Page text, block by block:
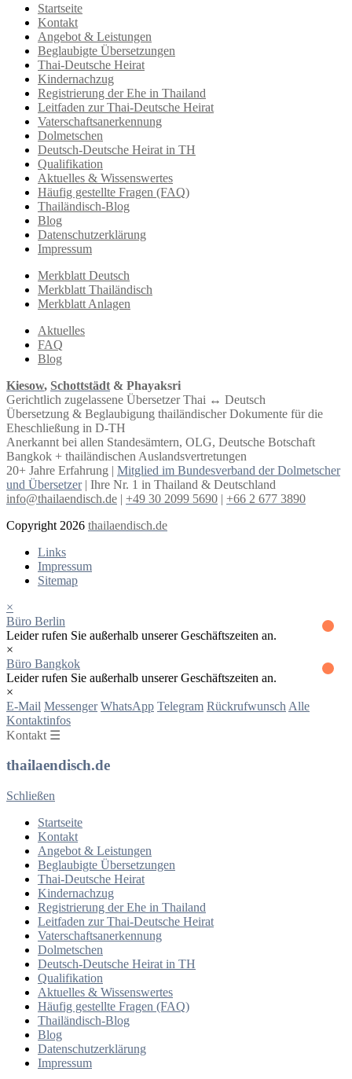
Startseite
Kontakt
Angebot & Leistungen
Beglaubigte Übersetzungen
Thai-Deutsche Heirat
Kindernachzug
Registrierung der Ehe in Thailand
Leitfaden zur Thai-Deutsche Heirat
Vaterschaftsanerkennung
Dolmetschen
Deutsch-Deutsche Heirat in TH
Qualifikation
Aktuelles & Wissenswertes
Häufig gestellte Fragen (FAQ)
Thailändisch-Blog
Blog
Datenschutzerklärung
Impressum
Merkblatt Deutsch
Merkblatt Thailändisch
Merkblatt Anlagen
Aktuelles
FAQ
Blog
Kiesow, Schottstädt & Phayaksri
Gerichtlich zugelassene Übersetzer Thai ↔︎ Deutsch
Übersetzung & Beglaubigung thailändischer Dokumente für die
Eheschließung in D-TH
Anerkannt bei allen Standesämtern, OLG, Deutsche Botschaft
Bangkok + thailändischen Auslandsvertretungen
20+ Jahre Erfahrung | Mitglied im Bundesverband der Dolmetscher
und Übersetzer| Ihre Nr. 1 in Thailand & Deutschland
info@thailaendisch.de | +49 30 2099 5690 | +66 2 677 3890
Copyright 2026 thailaendisch.de
Links
Impressum
Sitemap
×
Büro Berlin
Leider rufen Sie außerhalb unserer Geschäftszeiten an.
×
Büro Bangkok
Leider rufen Sie außerhalb unserer Geschäftszeiten an.
×
E-Mail Messenger WhatsApp Telegram Rückrufwunsch Alle
Kontaktinfos
Kontakt ☰
thailaendisch.de
Schließen
Startseite
Kontakt
Angebot & Leistungen
Beglaubigte Übersetzungen
Thai-Deutsche Heirat
Kindernachzug
Registrierung der Ehe in Thailand
Leitfaden zur Thai-Deutsche Heirat
Vaterschaftsanerkennung
Dolmetschen
Deutsch-Deutsche Heirat in TH
Qualifikation
Aktuelles & Wissenswertes
Häufig gestellte Fragen (FAQ)
Thailändisch-Blog
Blog
Datenschutzerklärung
Impressum